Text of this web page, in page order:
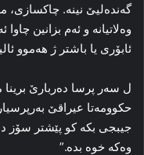
گه‌نده‌لیێ نینه‌. چاکسازی،
وه‌لاتیانه‌ و ئه‌م بزانین
ئابۆری یا باشتر ژ هه‌موو
ل سه‌ر پرسا ده‌ربارێ برینا
حکوومه‌تا عیراقێ
جیبجی بکه‌ کو پێشتر سۆز
وه‌که‌ خوه‌ بده‌.”